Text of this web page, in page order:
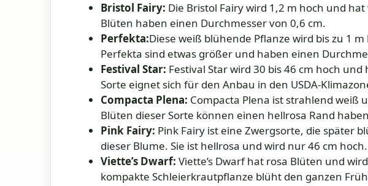
Bristol Fairy: Die Bristol Fairy wird 1,2 m hoch und
Blüten haben einen Durchmesser von 0,6 cm.
Perfekta:Diese weiß blühende Pflanze wird bis zu 1
Perfekta sind etwas größer und haben einen
Festival Star: Festival Star wird 30 bis 46 cm hoch
Sorte eignet sich für den Anbau in den USDA-
Compacta Plena: Compacta Plena ist strahlend weiß
Blüten dieser Sorte können einen hellrosa Rand
Pink Fairy: Pink Fairy ist eine Zwergsorte, die später
dieser Blume. Sie ist hellrosa und wird nur 46 cm hoch.
Viette’s Dwarf: Viette’s Dwarf hat rosa Blüten und
kompakte Schleierkrautpflanze blüht den ganzen